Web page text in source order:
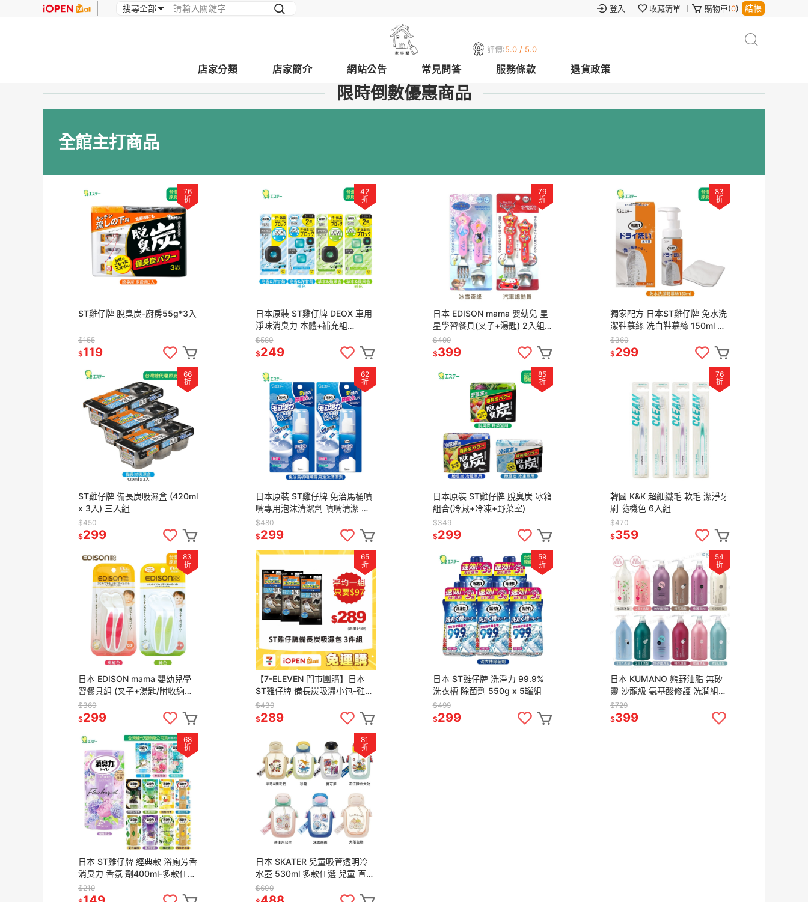
登入 收藏清單 購物車(0) 結帳
評價:5.0 / 5.0
店家分類 店家簡介 網站公告 常見問答 服務條款 退貨政策
限時倒數優惠商品
全館主打商品
76
折
ST雞仔牌 脫臭炭-廚房55g*3入
$155
$119
42
折
日本原裝 ST雞仔牌 DEOX 車用
淨味消臭力 本體+補充組
(2ml+2mlx2)
$580
$249
79
折
日本 EDISON mama 嬰幼兒 星
星學習餐具(叉子+湯匙) 2入組
冰雪奇緣／汽車總動員 2歲以上
閃電麥坤
$499
$399
83
折
獨家配方 日本ST雞仔牌 免水洗
潔鞋慕絲 洗白鞋慕絲 150ml 附
超纖維擦拭布 可洗20雙鞋 趕時
間利器
$360
$299
66
折
ST雞仔牌 備長炭吸濕盒 (420ml
x 3入) 三入組
$450
$299
62
折
日本原裝 ST雞仔牌 免治馬桶噴
嘴專用泡沫清潔劑 噴嘴清潔 慕
絲清潔劑 40ml 2入組
$480
$299
85
折
日本原裝 ST雞仔牌 脫臭炭 冰箱
組合(冷藏+冷凍+野菜室)
$349
$299
76
折
韓國 K&K 超細纖毛 軟毛 潔淨牙
刷 隨機色 6入組
$470
$359
83
折
日本 EDISON mama 嬰幼兒學
習餐具組 (叉子+湯匙/附收納
盒/9個月以上) 桃色/綠色 兩件組
$360
$299
65
折
【7-ELEVEN 門市團購】日本
ST雞仔牌 備長炭吸濕小包-鞋用
(21g x 4入) 三件組
$439
$289
59
折
日本 ST雞仔牌 洗淨力 99.9%
洗衣槽 除菌劑 550g x 5罐組
$499
$299
54
折
日本 KUMANO 熊野油脂 無矽
靈 沙龍級 氨基酸修護 洗潤組
1000ml (洗髮+潤絲)
$729
$399
68
折
日本 ST雞仔牌 經典款 浴廁芳香
消臭力 香氛 劑400ml-多款任選
現貨
$219
81
折
日本 SKATER 兒童吸管透明冷
水壺 530ml 多款任選 兒童 直飲
式 彈跳式 透明 冷水壺 附提繩
$600